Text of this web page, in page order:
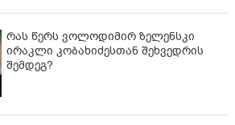
რას წერს ვოლოდიმირ ზელენსკი
ირაკლი კობახიძესთან შეხვედრის
შემდეგ?